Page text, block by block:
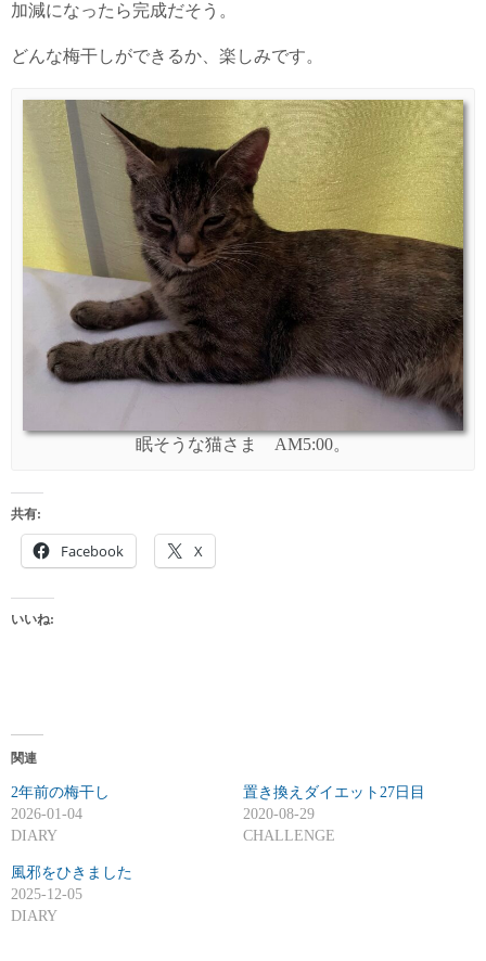
加減になったら完成だそう。
どんな梅干しができるか、楽しみです。
眠そうな猫さま AM5:00。
共有:
Facebook X
いいね:
関連
2年前の梅干し
2026-01-04
DIARY
置き換えダイエット27日目
2020-08-29
CHALLENGE
風邪をひきました
2025-12-05
DIARY